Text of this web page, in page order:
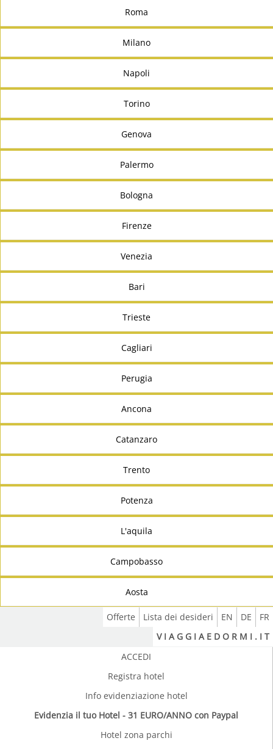
Roma
Milano
Napoli
Torino
Genova
Palermo
Bologna
Firenze
Venezia
Bari
Trieste
Cagliari
Perugia
Ancona
Catanzaro
Trento
Potenza
L'aquila
Campobasso
Aosta
FR
DE
EN
Lista dei desideri
Offerte
V I A G G I A E D O R M I . I T
ACCEDI
Registra hotel
Info evidenziazione hotel
Evidenzia il tuo Hotel - 31 EURO/ANNO con Paypal
Hotel zona parchi